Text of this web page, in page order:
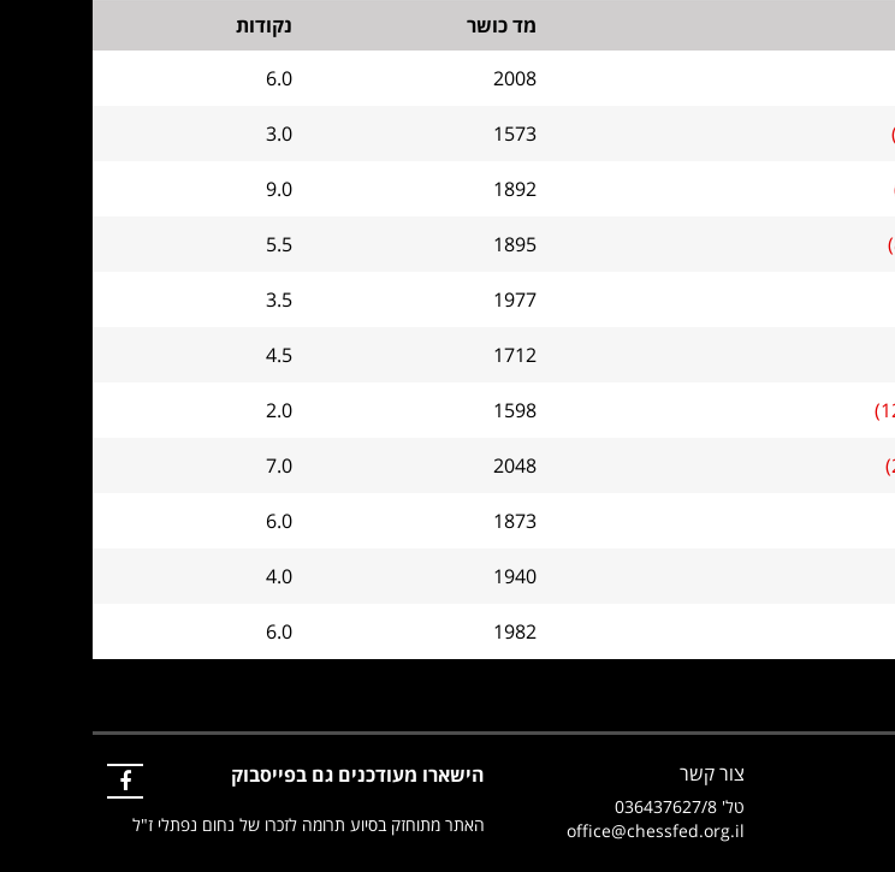
מד כושר
נקודות
2008
6.0
1573
3.0
1892
9.0
1895
5.5
1977
3.5
1712
4.5
1598
2.0
2048
7.0
1873
6.0
1940
4.0
1982
6.0
צור קשר
טל' 036437627/8
office@chessfed.org.il
הישארו מעודכנים גם בפייסבוק
האתר מתוחזק בסיוע תרומה לזכרו של נחום נפתלי ז"ל